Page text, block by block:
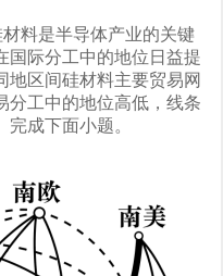
材料是半导体产业的关键
国际分工中的地位日益提
地区间硅材料主要贸易网
分工中的地位高低，线条
成下面小题。